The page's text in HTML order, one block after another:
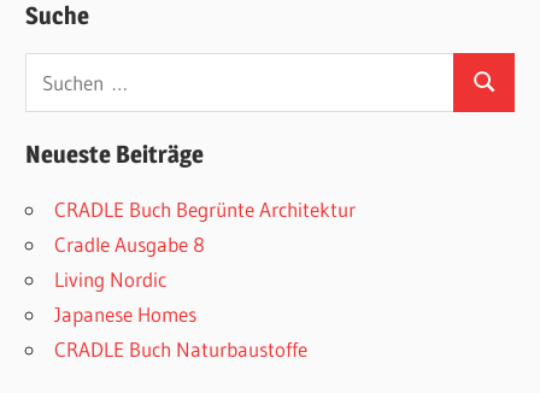
Suche
Suchen
Neueste Beiträge
CRADLE Buch Begrünte Architektur
Cradle Ausgabe 8
Living Nordic
Japanese Homes
CRADLE Buch Naturbaustoffe